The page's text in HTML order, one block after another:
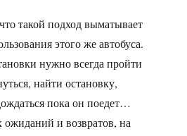
такой подход выматывает
этого же автобуса.
нужно всегда пройти
найти остановку,
пока он поедет…
и возвратов, на